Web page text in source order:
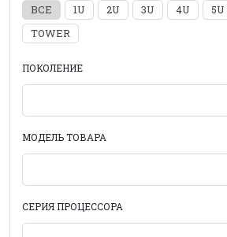
ВСЕ 1U 2U 3U 4U 5U
TOWER
ПОКОЛЕНИЕ
МОДЕЛЬ ТОВАРА
СЕРИЯ ПРОЦЕССОРА